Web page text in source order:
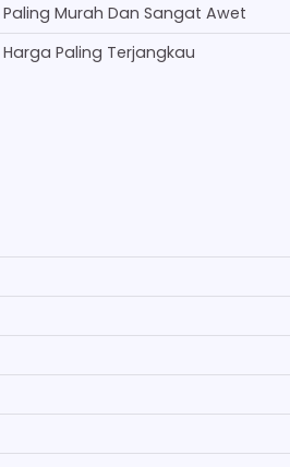
Murah Dan Sangat Awet
Paling Terjangkau